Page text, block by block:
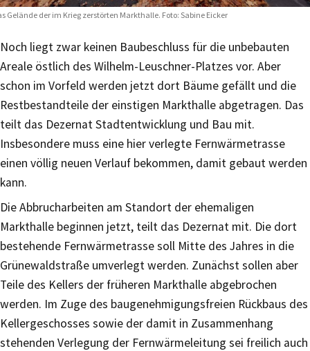
Gelände der im Krieg zerstörten Markthalle. Foto: Sabine Eicker
Noch liegt zwar keinen Baubeschluss für die unbebauten
Areale östlich des Wilhelm-Leuschner-Platzes vor. Aber
schon im Vorfeld werden jetzt dort Bäume gefällt und die
Restbestandteile der einstigen Markthalle abgetragen. Das
teilt das Dezernat Stadtentwicklung und Bau mit.
Insbesondere muss eine hier verlegte Fernwärmetrasse
einen völlig neuen Verlauf bekommen, damit gebaut werden
kann.
Die Abbrucharbeiten am Standort der ehemaligen
Markthalle beginnen jetzt, teilt das Dezernat mit. Die dort
bestehende Fernwärmetrasse soll Mitte des Jahres in die
Grünewaldstraße umverlegt werden. Zunächst sollen aber
Teile des Kellers der früheren Markthalle abgebrochen
werden. Im Zuge des baugenehmigungsfreien Rückbaus des
Kellergeschosses sowie der damit in Zusammenhang
stehenden Verlegung der Fernwärmeleitung sei freilich auch